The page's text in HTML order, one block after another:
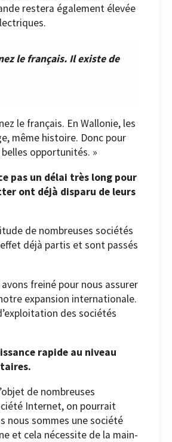
restera également élevée
le français. Il existe de
le français. En Wallonie, les
même histoire. Donc pour
opportunités. »
pas un délai très long pour
ont déjà disparu de leurs
de nombreuses sociétés
déjà partis et sont passés
freiné pour nous assurer
expansion internationale.
des sociétés
rapide au niveau
de nombreuses
Internet, on pourrait
nous sommes une société
et cela nécessite de la main-